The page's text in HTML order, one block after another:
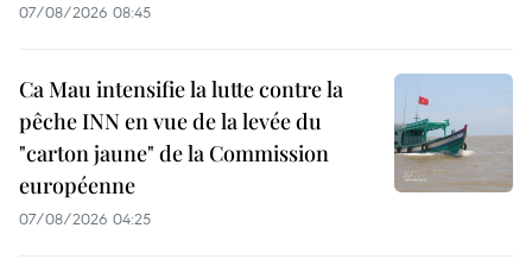
07/08/2026 08:45
Ca Mau intensifie la lutte contre la
pêche INN en vue de la levée du
"carton jaune" de la Commission
européenne
07/08/2026 04:25